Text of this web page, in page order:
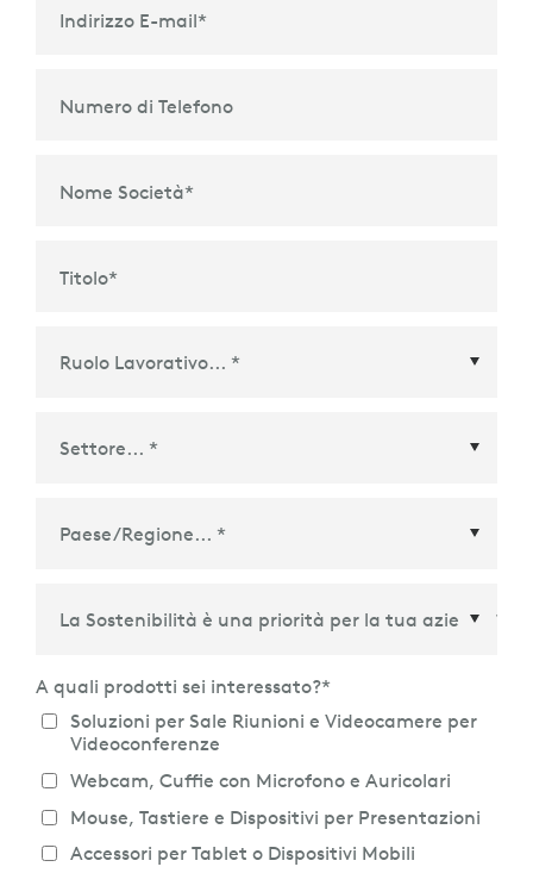
Indirizzo E-mail*
Numero di Telefono
Nome Società*
Titolo*
Paese/Regione
A quali prodotti sei interessato?*
Soluzioni per Sale Riunioni e Videocamere per
Videoconferenze
Webcam, Cuffie con Microfono e Auricolari
Mouse, Tastiere e Dispositivi per Presentazioni
Accessori per Tablet o Dispositivi Mobili